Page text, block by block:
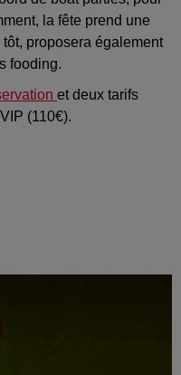
la fête prend une
proposera également
fooding.
et deux tarifs
(110€).